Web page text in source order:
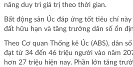
năng duy trì giá trị theo thời gian.
Bất động sản Úc đáp ứng tốt tiêu chí
đất hữu hạn và tăng trưởng dân số ổn
Theo Cơ quan Thống kê Úc (ABS), dân
đạt từ 34 đến 46 triệu người vào năm
hơn 27 triệu hiện nay. Phần lớn tăng